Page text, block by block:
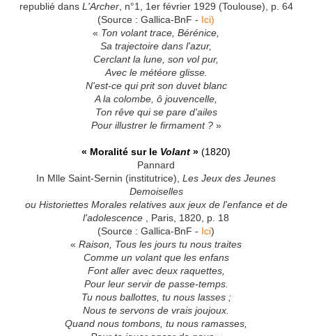
republié dans L'Archer, n°1, 1er février 1929 (Toulouse), p. 64
(Source : Gallica-BnF - Ici)
« Ton volant trace, Bérénice,
Sa trajectoire dans l'azur,
Cerclant la lune, son vol pur,
Avec le météore glisse.
N'est-ce qui prit son duvet blanc
A la colombe, ô jouvencelle,
Ton rêve qui se pare d'ailes
Pour illustrer le firmament ? »
« Moralité sur le Volant » (1820)
Pannard
In Mlle Saint-Sernin (institutrice), Les Jeux des Jeunes
Demoiselles
ou Historiettes Morales relatives aux jeux de l'enfance et de
l'adolescence
, Paris, 1820, p. 18
(Source : Gallica-BnF - Ici)
« Raison, Tous les jours tu nous traites
Comme un volant que les enfans
Font aller avec deux raquettes,
Pour leur servir de passe-temps.
Tu nous ballottes, tu nous lasses ;
Nous te servons de vrais joujoux.
Quand nous tombons, tu nous ramasses,